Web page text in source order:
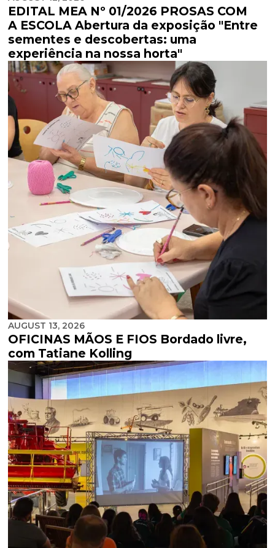
EDITAL MEA Nº 01/2026 PROSAS COM
A ESCOLA Abertura da exposição "Entre
sementes e descobertas: uma
experiência na nossa horta"
AUGUST 13, 2026
OFICINAS MÃOS E FIOS Bordado livre,
com Tatiane Kolling